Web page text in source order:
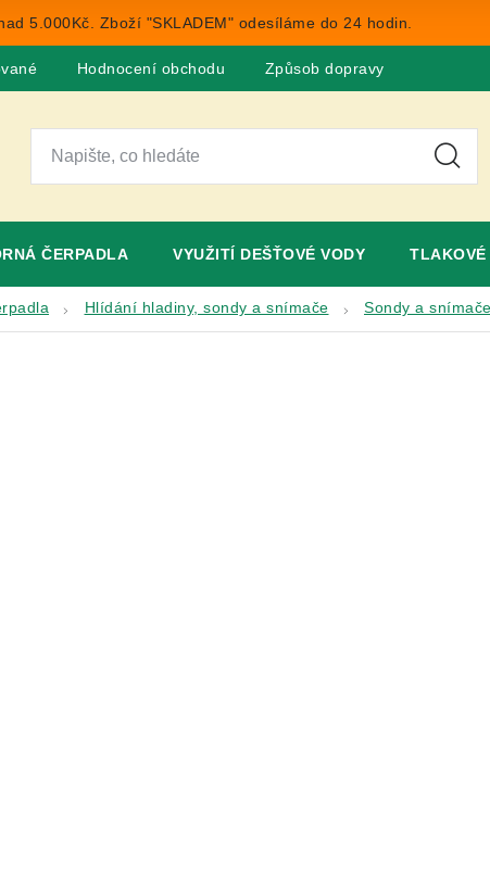
5.000Kč. Zboží "SKLADEM" odesíláme do 24 hodin.
Hodnocení obchodu Způsob dopravy
ČERPADLA VYUŽITÍ DEŠŤOVÉ VODY TLAKOVÉ
Hlídání hladiny, sondy a snímače Sondy a